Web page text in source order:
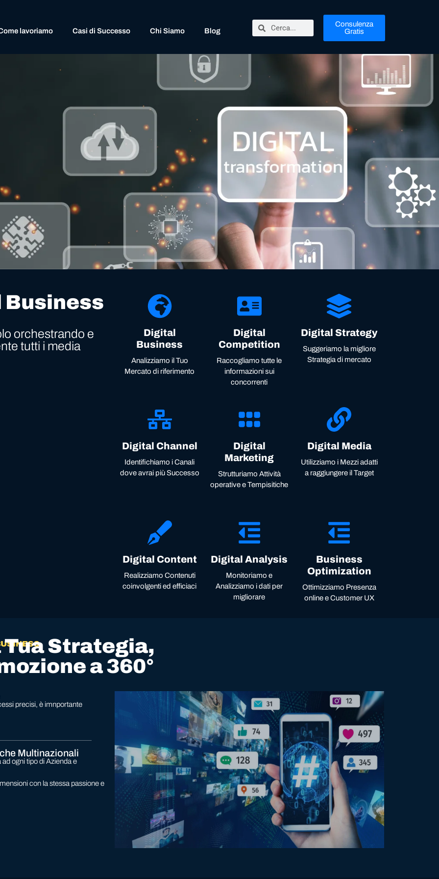
lavoriamo Casi di Successo Chi Siamo Blog
Consulenza
Gratis
Business
orchestrando e
tutti i media
Digital
Business
Analizziamo il Tuo
Mercato di riferimento
Digital
Competition
Raccogliamo tutte le
informazioni sui
concorrenti
Digital Strategy
Suggeriamo la migliore
Strategia di mercato
Digital Channel
Identifichiamo i Canali
dove avrai più Successo
Digital
Marketing
Strutturiamo Attività
operative e Tempisitiche
Digital Media
Utilizziamo i Mezzi adatti
a raggiungere il Target
Digital Content
Realizziamo Contenuti
coinvolgenti ed efficiaci
Digital Analysis
Monitoriamo e
Analizziamo i dati per
migliorare
Business
Optimization
Ottimizziamo Presenza
online e Customer UX
Strategia,
a 360°
precisi, è imnportante
Multinazionali
ogni tipo di Azienda e
con la stessa passione e